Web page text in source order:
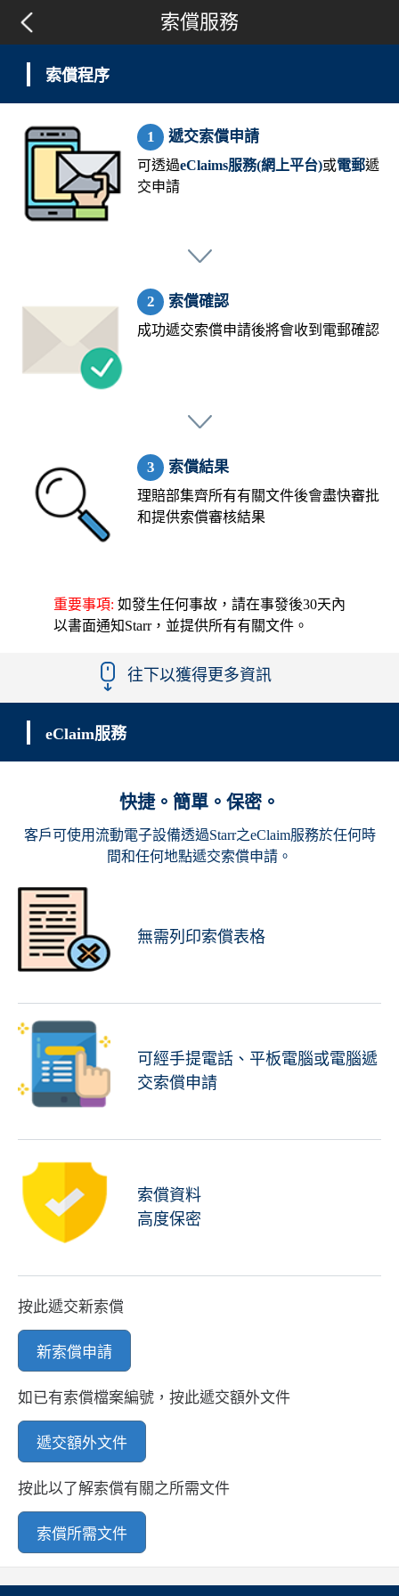
索償服務
索償程序
遞交索償申請
可透過eClaims服務(網上平台)或電郵遞
交申請
索償確認
成功遞交索償申請後將會收到電郵確認
索償結果
理賠部集齊所有有關文件後會盡快審批
和提供索償審核結果
重要事項: 如發生任何事故，請在事發後30天內
以書面通知Starr，並提供所有有關文件。
往下以獲得更多資訊
eClaim服務
快捷。簡單。保密。
客戶可使用流動電子設備透過Starr之eClaim服務於任何時
間和任何地點遞交索償申請。
無需列印索償表格
可經手提電話、平板電腦或電腦遞
交索償申請
索償資料
高度保密
按此遞交新索償
新索償申請
如已有索償檔案編號，按此遞交額外文件
遞交額外文件
按此以了解索償有關之所需文件
索償所需文件